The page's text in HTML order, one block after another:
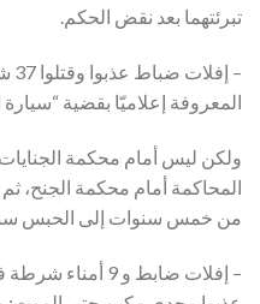
تبرئتهما بعد نقض الحكم.
المعروفة إعلاميّا بقضية
ولكن ليس أمام محكمة
المحاكمة أمام محكمة
من خمس سنوات إلى الحبس سنة
– إفلات ضابط و 9